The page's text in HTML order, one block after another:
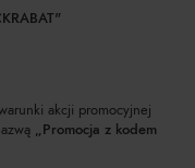
akcji promocyjnej
„Promocja z kodem